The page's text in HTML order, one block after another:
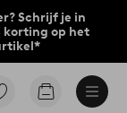
Schrijf je in
korting op het
Go